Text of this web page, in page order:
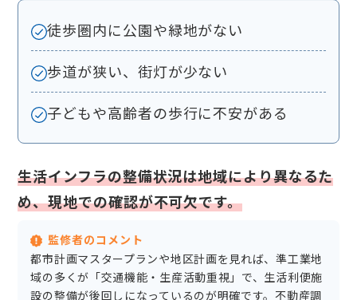
徒歩圏内に公園や緑地がない
歩道が狭い、街灯が少ない
子どもや高齢者の歩行に不安がある
生活インフラの整備状況は地域により異なるた
め、現地での確認が不可欠です。
監修者のコメント
都市計画マスタープランや地区計画を見れば、準工業地
域の多くが「交通機能・生産活動重視」で、生活利便施
設の整備が後回しになっているのが明確です。不動産調